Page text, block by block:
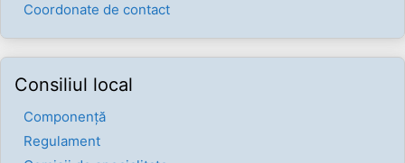
Coordonate de contact
Consiliul local
Componenţă
Regulament